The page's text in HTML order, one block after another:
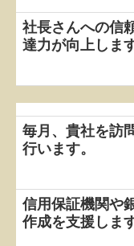
経営改善オンデマ
個人情報保護方針
決算書の信用力を
社長さんへの信
達力が向上します
毎月、貴社を訪
行います。
信用保証機関や
作成を支援します